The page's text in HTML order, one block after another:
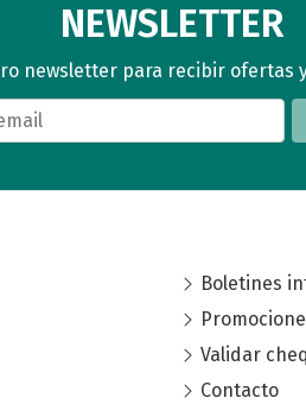
NEWSLETTER
newsletter para recibir ofertas
Boletines
Validar
Contacto